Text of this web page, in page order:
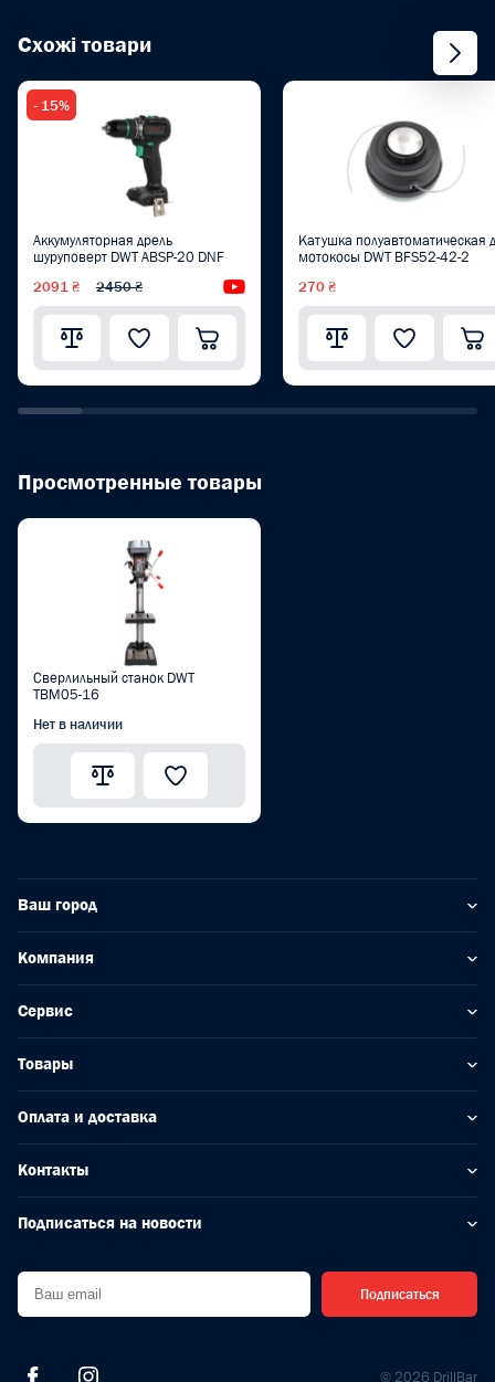
Схожі товари
- 15%
Аккумуляторная дрель
шуруповерт DWT ABSP-20 DNF
2091 ₴ 2450 ₴ Видеообзор
Катушка полуавтоматическая
мотокосы DWT BFS52-42-2
270 ₴
Просмотренные товары
Сверлильный станок DWT
TBM05-16
Нет в наличии
Ваш город
Компания
Сервис
Товары
Оплата и доставка
Контакты
Подписаться на новости
Подписаться
© 2026 DrillBar